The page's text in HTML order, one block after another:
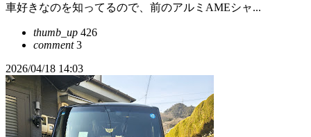
車好きなのを知ってるので、前のアルミAMEシャ...
thumb_up 426
comment3
2026/04/18 14:03